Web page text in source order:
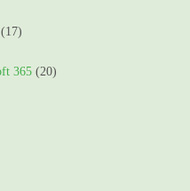
(17)
365 (20)